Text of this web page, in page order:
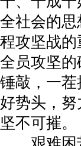
全社会的
程攻坚战
全员攻坚
锤敲，一
好势头，
坚不可摧。